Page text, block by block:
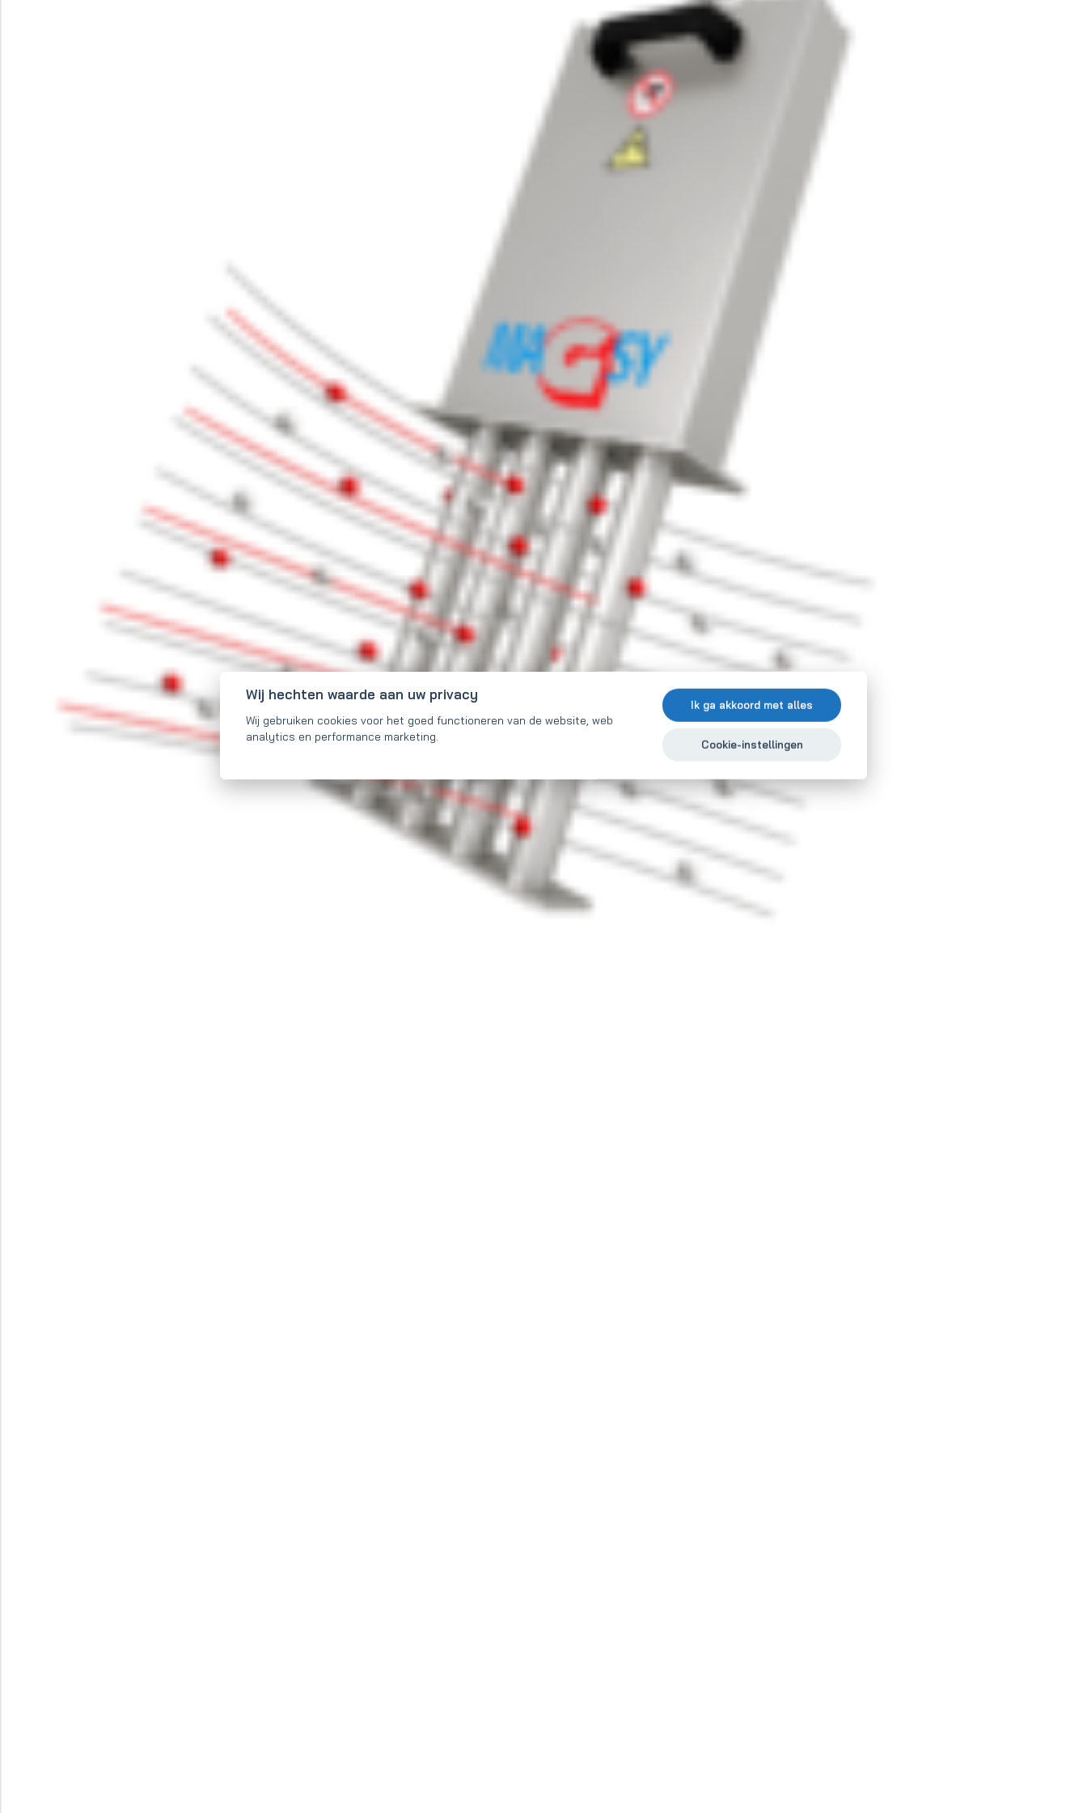
Wij hechten waarde aan uw privacy
Wij gebruiken cookies voor het goed functioneren van de website, web
analytics en performance marketing.
Ik ga akkoord met alles
Cookie-instellingen